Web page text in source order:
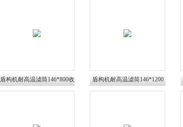
盾构机耐高温滤筒146*800收
尘滤芯
盾构机耐高温滤筒146*1200